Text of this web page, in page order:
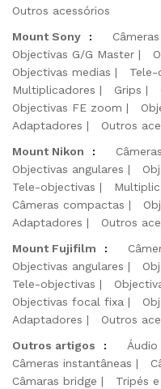
Outros acessórios
Mount Sony
:
Objectivas G/G Master
Objectivas medias
Tele-
Multiplicadores
Grips
Objectivas FE zoom
Adaptadores
Outros
Mount Nikon
:
Objectivas angulares
Tele-objectivas
Câmeras compactas
Adaptadores
Outros
Mount Fujifilm
:
Objectivas angulares
Tele-objectivas
Objectivas focal fixa
Adaptadores
Outros
Outros artigos
: Áudio
Câmeras instantâneas
Câmaras bridge
Tripés